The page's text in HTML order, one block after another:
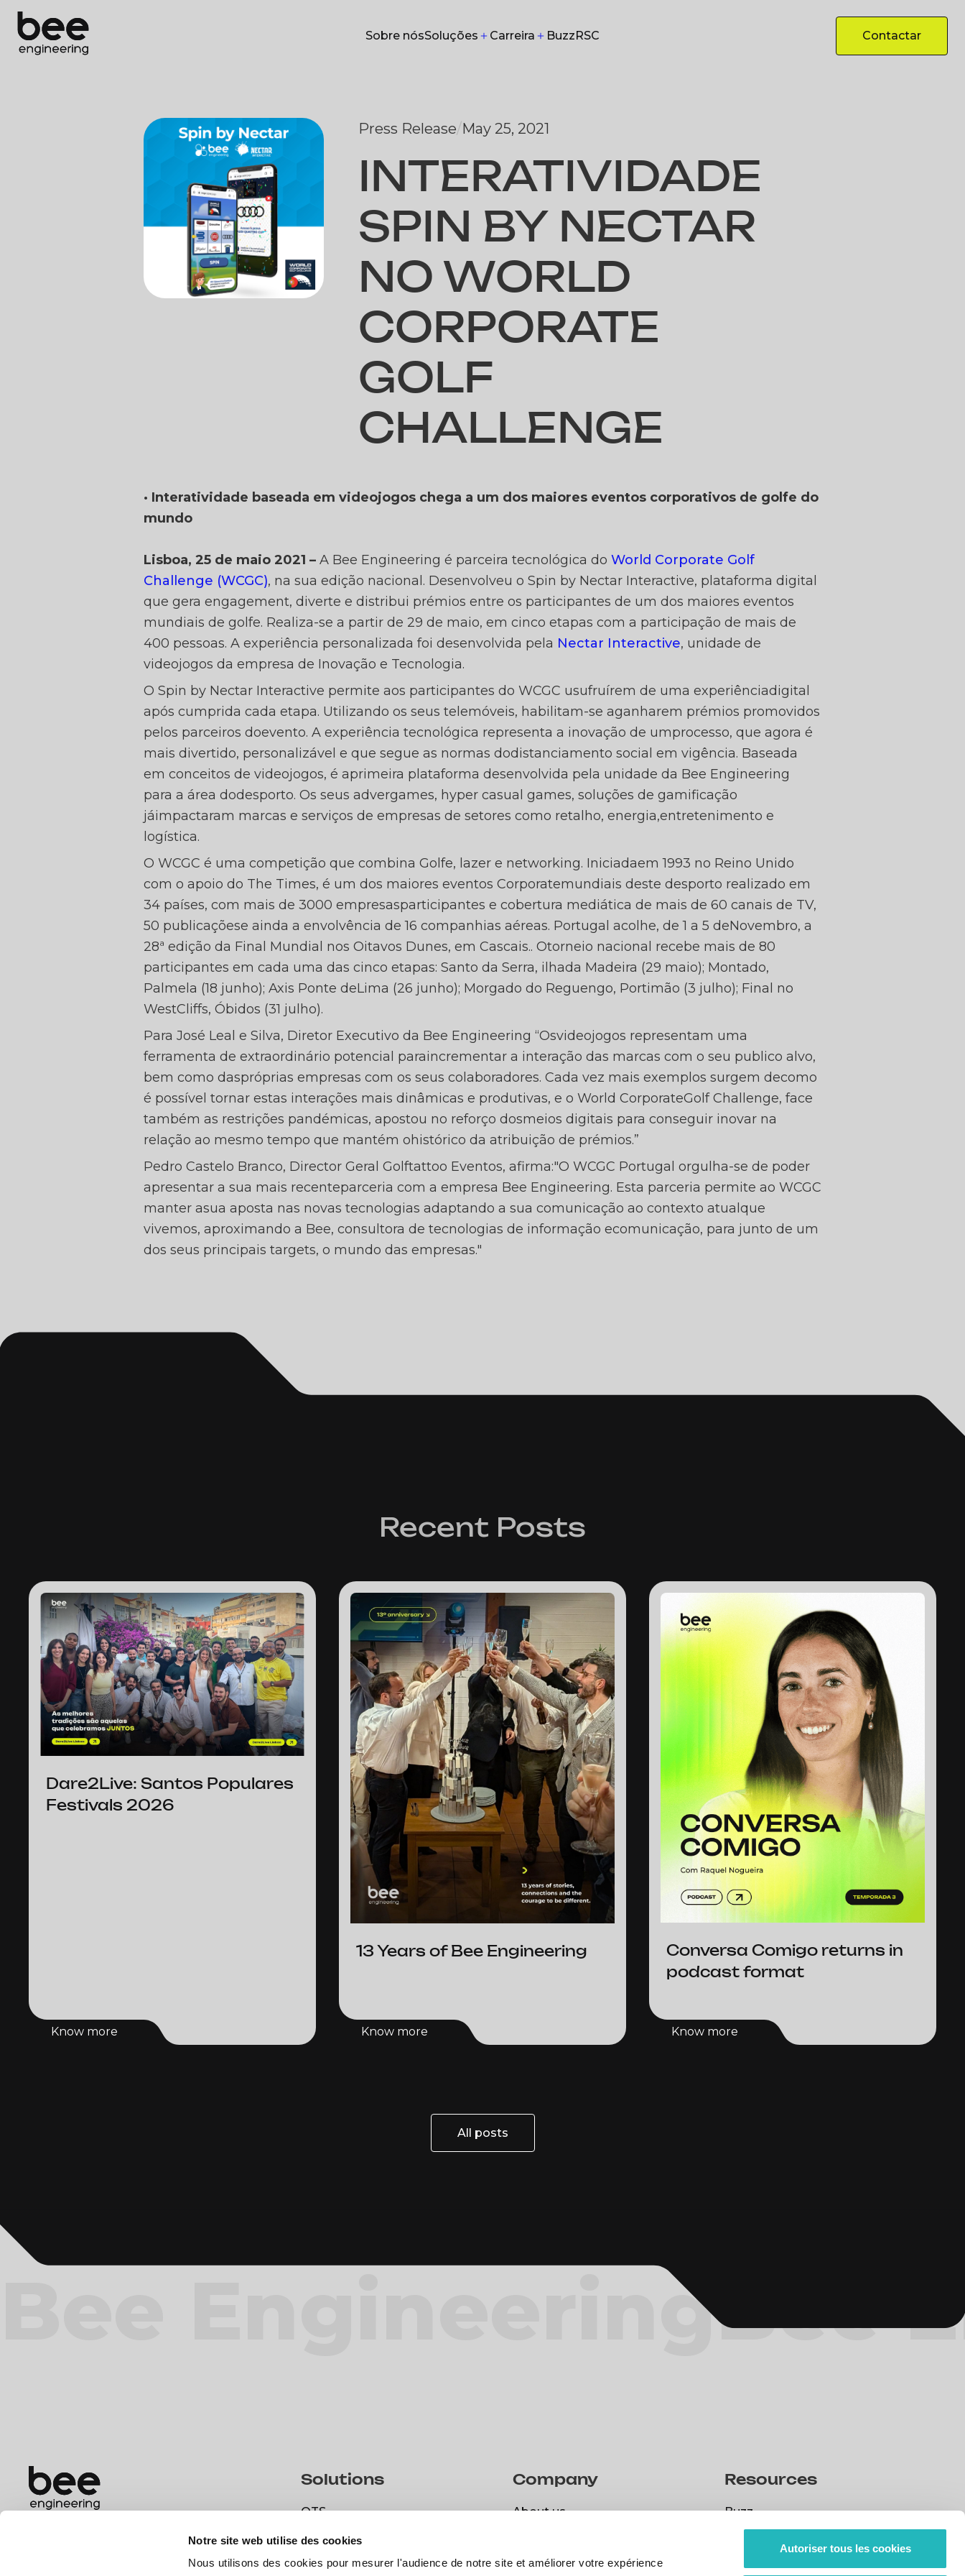
Notre site web utilise des cookies
Nous utilisons des cookies pour mesurer l'audience de notre site et améliorer votre expérience
Autoriser tous les cookies
Sobre nósSoluções Carreira
Buzz RSC
Contactar
Press Release/May 25, 2021
INTERATIVIDADE
SPIN BY NECTAR
NO WORLD
CORPORATE
GOLF
CHALLENGE
NECTAR NO
CORPORATE GOLF
CHALLENGE
· Interatividade baseada em videojogos chega a um dos maiores eventos corporativos de golfe do
mundo
Lisboa, 25 de maio 2021 – A Bee Engineering é parceira tecnológica do World Corporate Golf
Challenge (WCGC), na sua edição nacional. Desenvolveu o Spin by Nectar Interactive, plataforma digital
que gera engagement, diverte e distribui prémios entre os participantes de um dos maiores eventos
mundiais de golfe. Realiza-se a partir de 29 de maio, em cinco etapas com a participação de mais de
400 pessoas. A experiência personalizada foi desenvolvida pela Nectar Interactive, unidade de
videojogos da empresa de Inovação e Tecnologia.
O Spin by Nectar Interactive permite aos participantes do WCGC usufruírem de uma experiênciadigital
após cumprida cada etapa. Utilizando os seus telemóveis, habilitam-se aganharem prémios promovidos
pelos parceiros doevento. A experiência tecnológica representa a inovação de umprocesso, que agora é
mais divertido, personalizável e que segue as normas dodistanciamento social em vigência. Baseada
em conceitos de videojogos, é aprimeira plataforma desenvolvida pela unidade da Bee Engineering
para a área dodesporto. Os seus advergames, hyper casual games, soluções de gamificação
jáimpactaram marcas e serviços de empresas de setores como retalho, energia,entretenimento e
logística.
O WCGC é uma competição que combina Golfe, lazer e networking. Iniciadaem 1993 no Reino Unido
com o apoio do The Times, é um dos maiores eventos Corporatemundiais deste desporto realizado em
34 países, com mais de 3000 empresasparticipantes e cobertura mediática de mais de 60 canais de TV,
50 publicaçõese ainda a envolvência de 16 companhias aéreas. Portugal acolhe, de 1 a 5 deNovembro, a
28ª edição da Final Mundial nos Oitavos Dunes, em Cascais.. Otorneio nacional recebe mais de 80
participantes em cada uma das cinco etapas: Santo da Serra, ilhada Madeira (29 maio); Montado,
Palmela (18 junho); Axis Ponte deLima (26 junho); Morgado do Reguengo, Portimão (3 julho); Final no
WestCliffs, Óbidos (31 julho).
Para José Leal e Silva, Diretor Executivo da Bee Engineering “Osvideojogos representam uma
ferramenta de extraordinário potencial paraincrementar a interação das marcas com o seu publico alvo,
bem como daspróprias empresas com os seus colaboradores. Cada vez mais exemplos surgem decomo
é possível tornar estas interações mais dinâmicas e produtivas, e o World CorporateGolf Challenge, face
também as restrições pandémicas, apostou no reforço dosmeios digitais para conseguir inovar na
relação ao mesmo tempo que mantém ohistórico da atribuição de prémios.”
Pedro Castelo Branco, Director Geral Golftattoo Eventos, afirma:"O WCGC Portugal orgulha-se de poder
apresentar a sua mais recenteparceria com a empresa Bee Engineering. Esta parceria permite ao WCGC
manter asua aposta nas novas tecnologias adaptando a sua comunicação ao contexto atualque
vivemos, aproximando a Bee, consultora de tecnologias de informação ecomunicação, para junto de um
dos seus principais targets, o mundo das empresas."
Recent Posts
Dare2Live: Santos Populares
Festivals 2026
Know more
13 Years of Bee Engineering
Know more
Conversa Comigo returns in
podcast format
Know more
All posts
Bee EngineeringBee
have qualified teams and professionals to
Solutions
OTS
OTS
DXspark
DXspark
Company
About us
Career
Resources
Buzz
CSR